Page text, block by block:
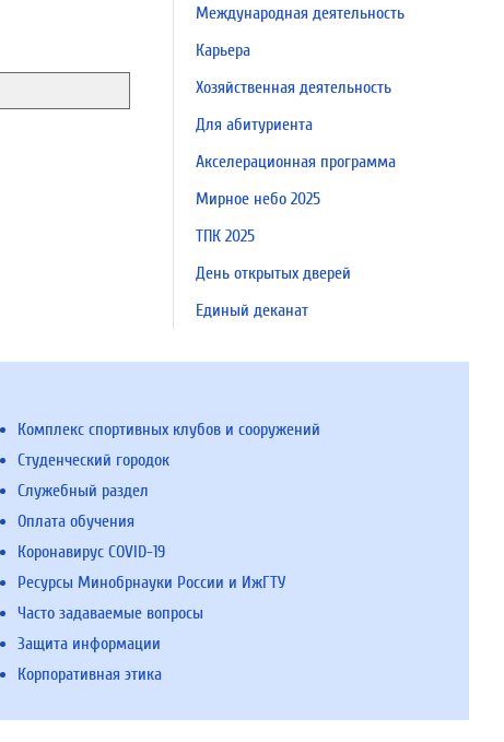
Международная деятельность
Карьера
Хозяйственная деятельность
Для абитуриента
Акселерационная программа
Мирное небо 2025
ТПК 2025
День открытых дверей
Единый деканат
Комплекс спортивных клубов и сооружений
Студенческий городок
Служебный раздел
Оплата обучения
Коронавирус COVID-19
Ресурсы Минобрнауки России и ИжГТУ
Часто задаваемые вопросы
Защита информации
Корпоративная этика